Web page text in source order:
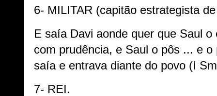
6- MILITAR (capitão estrategista
E saía Davi aonde quer que Saul
com prudência, e Saul o pôs ... e
saía e entrava diante do povo (I
7- REI.